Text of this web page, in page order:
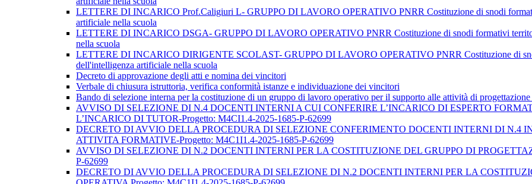
LETTERE DI INCARICO Prof.Caligiuri L- GRUPPO DI LAVORO OPERATIVO PNRR Costituzione di snodi
artificiale nella scuola
LETTERE DI INCARICO DSGA- GRUPPO DI LAVORO OPERATIVO PNRR Costituzione di snodi formativi
nella scuola
LETTERE DI INCARICO DIRIGENTE SCOLAST- GRUPPO DI LAVORO OPERATIVO PNRR Costituzione di
dell'intelligenza artificiale nella scuola
Decreto di approvazione degli atti e nomina dei vincitori
Verbale di chiusura istruttoria, verifica conformità istanze e individuazione dei vincitori
Bando di selezione interna per la costituzione di un gruppo di lavoro operativo per il supporto alle attività di
AVVISO DI SELEZIONE DI N.4 DOCENTI INTERNI A CUI CONFERIRE L’INCARICO DI ESPERTO
L’INCARICO DI TUTOR-Progetto: M4CI1.4-2025-1685-P-62699
DECRETO DI AVVIO DELLA PROCEDURA DI SELEZIONE CONFERIMENTO DOCENTI INTERNI DI N.4
ATTIVITA FORMATIVE-Progetto: M4C1I1.4-2025-1685-P-62699
AVVISO DI SELEZIONE DI N.2 DOCENTI INTERNI PER LA COSTITUZIONE DEL GRUPPO DI
P-62699
DECRETO DI AVVIO DELLA PROCEDURA DI SELEZIONE DI N.2 DOCENTI INTERNI PER LA